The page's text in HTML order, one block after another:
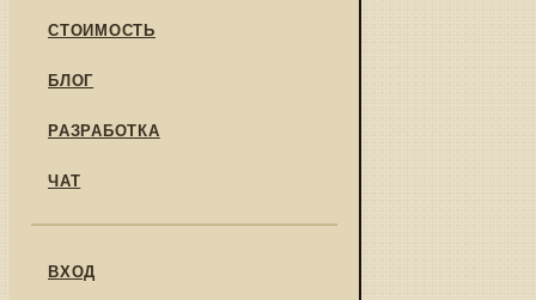
СТОИМОСТЬ
БЛОГ
РАЗРАБОТКА
ЧАТ
ВХОД